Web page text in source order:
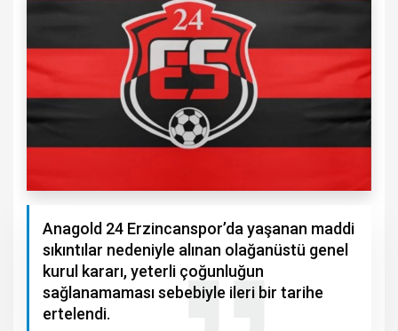
Anagold 24 Erzincanspor’da yaşanan maddi
sıkıntılar nedeniyle alınan olağanüstü genel
kurul kararı, yeterli çoğunluğun
sağlanamaması sebebiyle ileri bir tarihe
ertelendi.